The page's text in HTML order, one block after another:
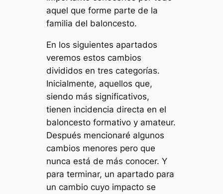
aquel que forme parte de la
familia del baloncesto.
En los siguientes apartados
veremos estos cambios
divididos en tres categorías.
Inicialmente, aquellos que,
siendo más significativos,
tienen incidencia directa en el
baloncesto formativo y amateur.
Después mencionaré algunos
cambios menores pero que
nunca está de más conocer. Y
para terminar, un apartado para
un cambio cuyo impacto se